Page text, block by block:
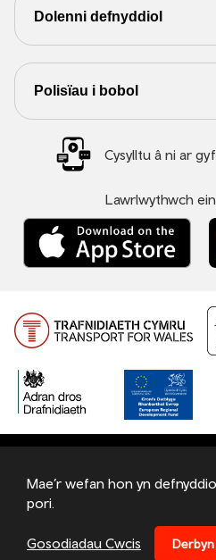
Dolenni defnyddiol
Polisïau i bobol
Cysylltu â ni ar
Lawrlwythwch
Trafnidiaeth Cymru Cyf - Wedi'i
Mae’r wefan hon yn
pori.
Gosodiadau Cwcis